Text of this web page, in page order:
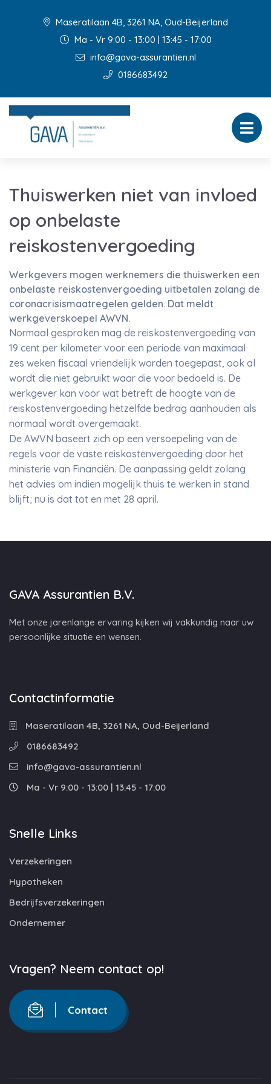
Maseratilaan 4B, 3261 NA, Oud-Beijerland
Ma - Vr 9:00 - 13:00 | 13:45 - 17:00
info@gava-assurantien.nl
0186683492
Thuiswerken niet van invloed
op onbelaste
reiskostenvergoeding
Werkgevers mogen werknemers die thuiswerken een
onbelaste reiskostenvergoeding uitbetalen zolang de
coronacrisismaatregelen gelden. Dat meldt
werkgeverskoepel AWVN.
Normaal gesproken mag de reiskostenvergoeding van
19 cent per kilometer voor een periode van maximaal
zes weken fiscaal vriendelijk worden toegepast, ook al
wordt die niet gebruikt waar die voor bedoeld is. De
werkgever kan voor wat betreft de hoogte van de
reiskostenvergoeding hetzelfde bedrag aanhouden als
normaal wordt overgemaakt.
De AWVN baseert zich op een versoepeling van de
regels voor de vaste reiskostenvergoeding door het
ministerie van Financiën. De aanpassing geldt zolang
het advies om indien mogelijk thuis te werken in stand
blijft; nu is dat tot en met 28 april.
GAVA Assurantien B.V.
Met onze jarenlange ervaring kijken wij vakkundig naar uw
persoonlijke situatie en wensen.
Contactinformatie
Maseratilaan 4B, 3261 NA, Oud-Beijerland
0186683492
info@gava-assurantien.nl
Ma - Vr 9:00 - 13:00 | 13:45 - 17:00
Snelle Links
Verzekeringen
Hypotheken
Bedrijfsverzekeringen
Ondernemer
Vragen? Neem contact op!
Contact